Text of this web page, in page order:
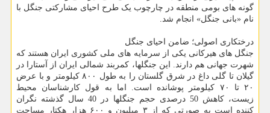
گونه های بومی منطقه در چارچوب یک طرح احیای مشارکتی جنگل با
نام «بانی جنگل» انجام شد.
درختکاری اصولی؛ ضامن احیای جنگل
جنگل های هیرکانی یکی از سرمایه های ملی کشوری ایران هستند که
شهرت جهانی هم دارند. این جنگلها، کمربند شمالی ایران از آستارا در
گیلان تا گلی داغ در شرق گلستان را به طول ۸۰۰ کیلومتر و با عرض
۲۰ تا ۷۰ کیلومتر پوشانده است. اما به قول کارشناسان محیط
زیست، کاهش 50 درصدی حجم جنگلها در 40 سال گذشته نگران
کننده است به صورتی که از ۳ میلیون و ۶۰۰ هزار هکتار مساحت